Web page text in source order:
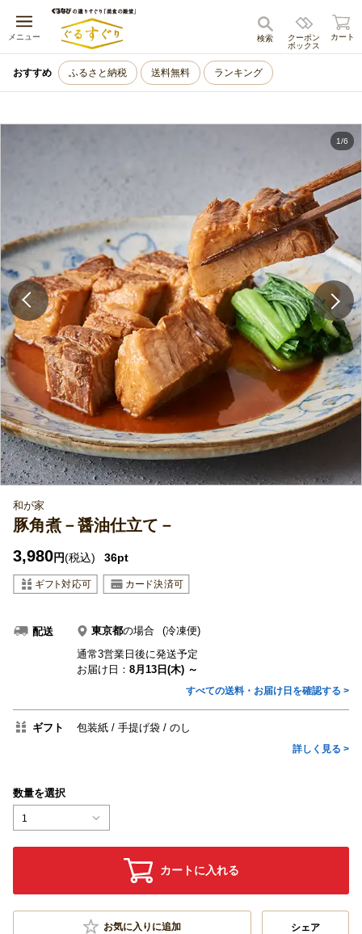
メニュー
キャンセル
クーポン
ボックス
検索 カート
おすすめ ふるさと納税 送料無料 ランキング
1/6
和が家
豚角煮－醤油仕立て－
3,980円(税込) 36pt
配送 東京都の場合
(冷凍便)
通常3営業日後に発送予定
お届け日： 8月13日(木) ～
すべての送料・お届け日を確認する >
ギフト 包装紙 手提げ袋 のし
詳しく見る >
数量を選択
1
カートに入れる
お気に入りに追加 シェア